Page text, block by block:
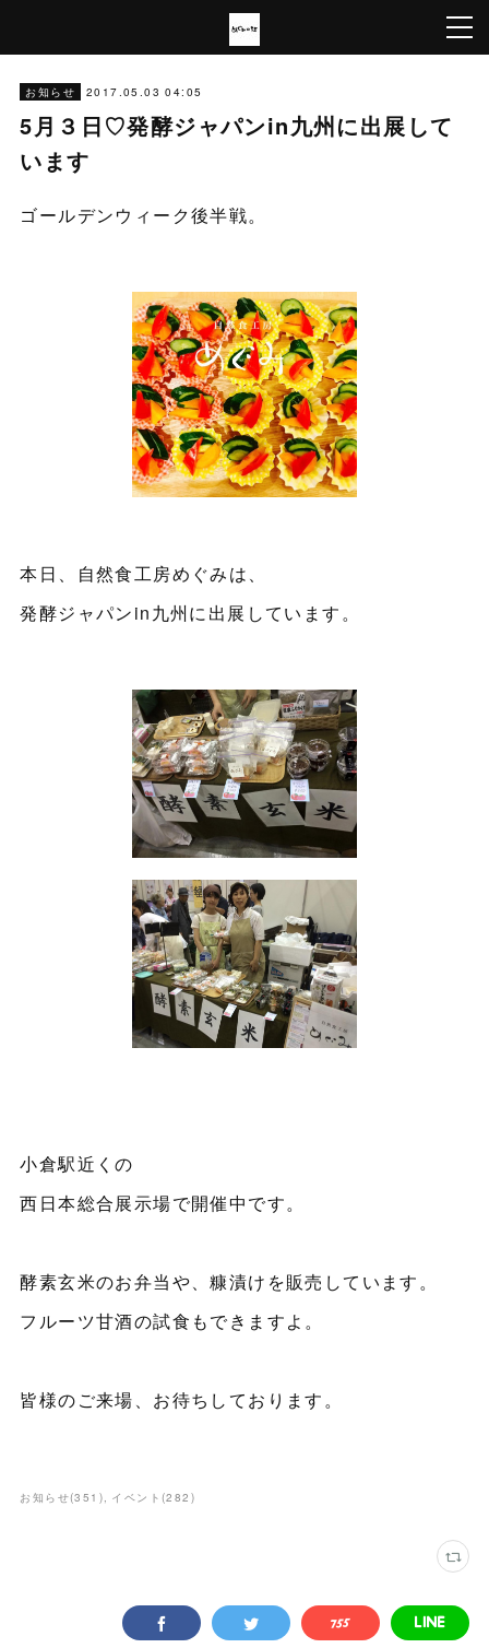
お知らせ 2017.05.03 04:05
5月３日♡発酵ジャパンin九州に出展して
います
ゴールデンウィーク後半戦。
本日、自然食工房めぐみは、
発酵ジャパンin九州に出展しています。
小倉駅近くの
西日本総合展示場で開催中です。
酵素玄米のお弁当や、糠漬けを販売しています。
フルーツ甘酒の試食もできますよ。
皆様のご来場、お待ちしております。
お知らせ(351 ) イベント (282 )